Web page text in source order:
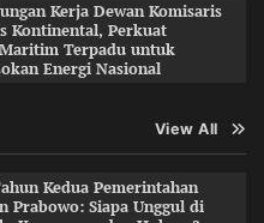
Kerja Dewan Komisaris
Kontinental, Perkuat
Maritim Terpadu untuk
Energi Nasional
View All
Kedua Pemerintahan
Prabowo: Siapa Unggul di